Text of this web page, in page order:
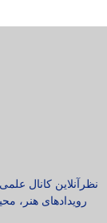
نظرآنلاین کانال
رویدادهای هنر،